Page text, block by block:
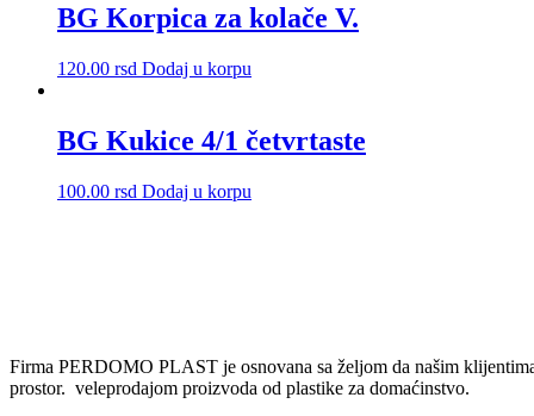
na
stranici
BG Korpica za kolače V.
120.00 rsd Dodaj u korpu
BG Kukice 4/1 četvrtaste
100.00 rsd Dodaj u korpu
Firma PERDOMO PLAST je osnovana sa željom da našim
prostor. veleprodajom proizvoda od plastike za domaćinstvo.